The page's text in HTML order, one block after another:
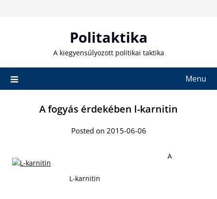
Politaktika
A kiegyensúlyozott politikai taktika
Menu
A fogyás érdekében l-karnitin
Posted on 2015-06-06
L-karnitin
A